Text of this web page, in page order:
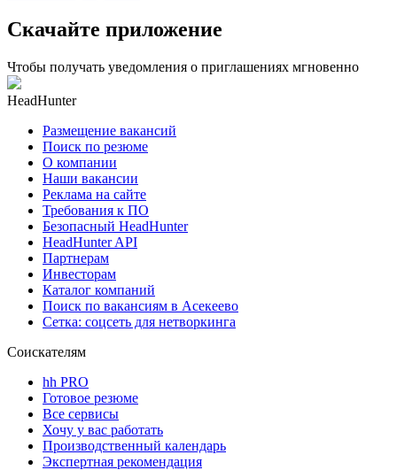
Скачайте приложение
Чтобы получать уведомления о приглашениях мгновенно
HeadHunter
Размещение вакансий
Поиск по резюме
О компании
Наши вакансии
Реклама на сайте
Требования к ПО
Безопасный HeadHunter
HeadHunter API
Партнерам
Инвесторам
Каталог компаний
Поиск по вакансиям в Асекеево
Сетка: соцсеть для нетворкинга
Соискателям
hh PRO
Готовое резюме
Все сервисы
Хочу у вас работать
Производственный календарь
Экспертная рекомендация